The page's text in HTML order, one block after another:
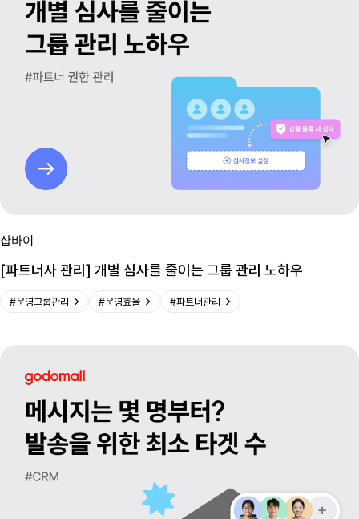
샵바이
[파트너사 관리] 개별 심사를 줄이는 그룹 관리 노하우
#운영그룹관리 #운영효율 #파트너관리